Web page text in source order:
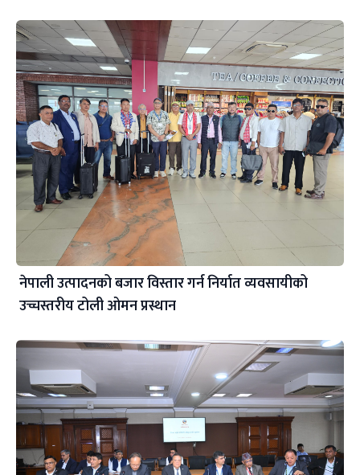
नेपाली उत्पादनको बजार विस्तार गर्न निर्यात व्यवसायीको
उच्चस्तरीय टोली ओमन प्रस्थान